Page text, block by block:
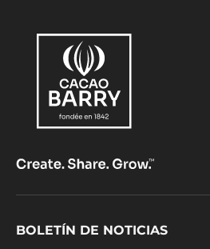
Footer
BOLETÍN DE NOTICIAS